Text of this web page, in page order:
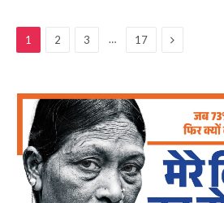
1 2 3 … 17 Next